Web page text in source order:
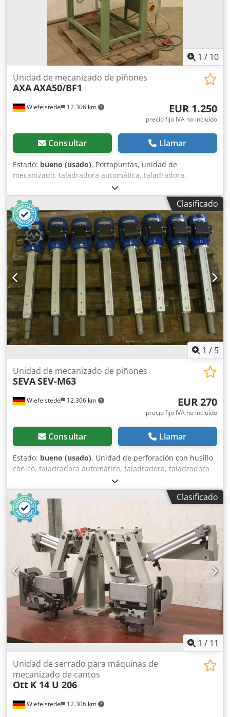
1 / 10
Wiefelstede 12.306 km
Unidad de mecanizado de piñones
AXAAXA50/BF1
EUR 1.250
precio fijo IVA no incluído
Consultar Llamar
Estado: bueno (usado), Portapuntas, unidad de
mecanizado, taladradora automática, taladradora,
taladradora de columna, taladradora de múltiples husillos
-Equipo sin sistema de control -1 unidad de mecanizado
con portapuntas -2 carros Dcjdpeb A I Dxjfx Adhok -
Recorrido máximo de avance: 110 mm -Velocidad: 1400
rpm -Portabrocas integrado: 6 mm -Peso: 350 kg
Clasificado
1 / 5
Wiefelstede 12.306 km
Unidad de mecanizado de piñones
SEVASEV-M63
EUR 270
precio fijo IVA no incluído
Consultar Llamar
Estado: bueno (usado), Unidad de perforación con husillo
cónico, taladradora automática, taladradora, taladradora
de columna, taladradora de múltiples husillos, taladradora
en línea, taladradora para ensambles. -Potencia: 0,25 kW -
Velocidad: 2755 rpm Dsdpfx Adsb A Rttjhjck -Diámetro de
la broca: Ø 12 mm -Fijo, sin avance -Cantidad: 8 husillos
disponibles -Precio: por unidad -Dimensiones:
700/120/A150 mm -Peso: 11 kg/unidad
Clasificado
1 / 11
Wiefelstede 12.306 km
Unidad de serrado para máquinas de
mecanizado de cantos
Ott K 14 U 206